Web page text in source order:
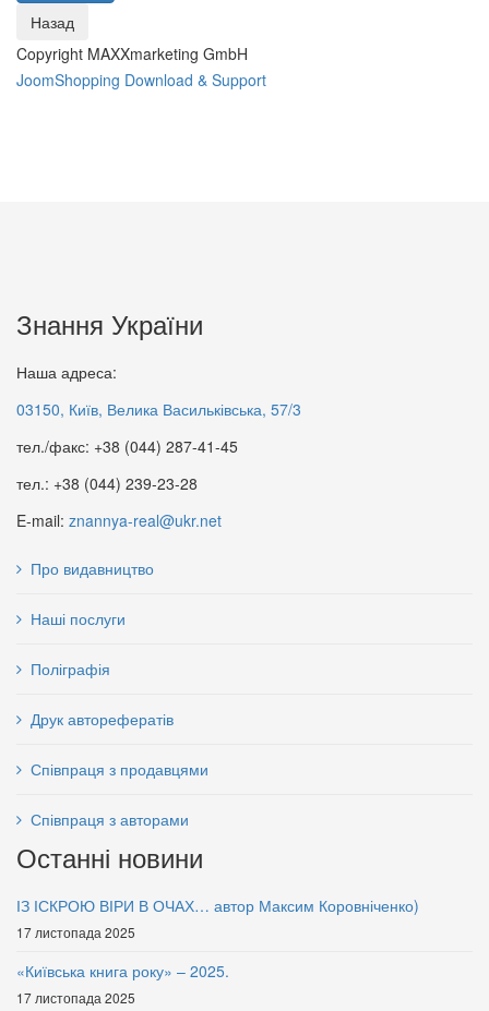
Демарьов О.Г.
КОНКУРЕНТОСПРОМОЖНІСТЬ
НАЦІОНАЛЬНОЇ ЕКОНОМІКИ
76 грн.
Кордіальна філософія
Василя Сухомлинського
75 грн.
Copyright MAXXmarketing GmbH
JoomShopping Download & Support
Знання України
Наша адреса:
03150, Київ, Велика Васильківська, 57/3
тел./факс: +38 (044) 287-41-45
тел.: +38 (044) 239-23-28
E-mail: znannya-real@ukr.net
Про видавництво
Наші послуги
Поліграфія
Друк авторефератів
Співпраця з продавцями
Співпраця з авторами
Останні новини
ІЗ ІСКРОЮ ВІРИ В ОЧАХ… автор Максим Коровніченко)
17 листопада 2025
«Київська книга року» – 2025.
17 листопада 2025